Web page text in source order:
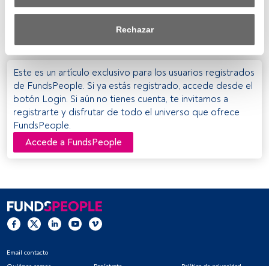
saber más, consulta nuestra política de privacidad.
datos para proporcionar:
Utilizar datos de localización geográfica precisa. Analizar
activamente las características del dispositivo para su
identificación. Almacenar la información en un dispositivo
y/o acceder a ella.
Lista de asociados (proveedores)
Rechazar
dirección raul.marti@nordea.lu antes del martes 4 de
Este es un artículo exclusivo para los usuarios registrados
de FundsPeople. Si ya estás registrado, accede desde el
botón Login. Si aún no tienes cuenta, te invitamos a
registrarte y disfrutar de todo el universo que ofrece
FundsPeople.
Accede a FundsPeople
Email contacto
Quiénes somos
Regístrate Política de privacidad